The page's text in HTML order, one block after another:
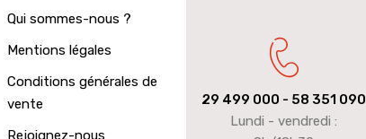
Qui sommes-nous ?
Mentions légales
Conditions générales de
vente
Rejoignez-nous
29 499 000 - 58 351 090
Lundi - vendredi :